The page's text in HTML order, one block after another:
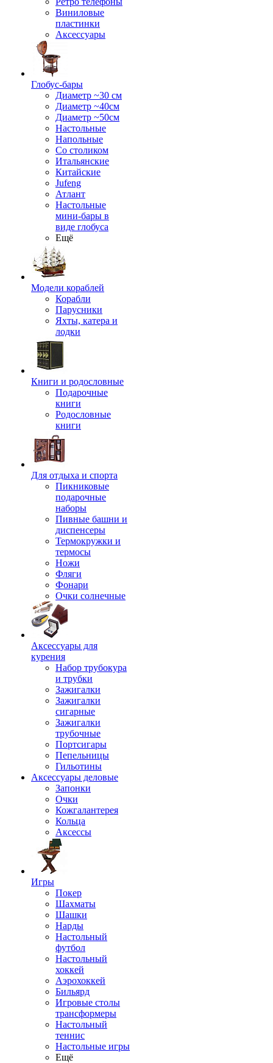
Виниловые
пластинки
Аксессуары
Глобус-бары
Диаметр ~30 см
Диаметр ~40см
Диаметр ~50см
Настольные
Напольные
Со столиком
Итальянские
Китайские
Jufeng
Атлант
Настольные
мини-бары в
виде глобуса
Ещё
Модели кораблей
Корабли
Парусники
Яхты, катера и
лодки
Книги и родословные
Подарочные
книги
Родословные
книги
Для отдыха и спорта
Пикниковые
подарочные
наборы
Пивные башни и
диспенсеры
Термокружки и
термосы
Ножи
Фляги
Фонари
Очки солнечные
Аксессуары для
курения
Набор трубокура
и трубки
Зажигалки
Зажигалки
сигарные
Зажигалки
трубочные
Портсигары
Пепельницы
Гильотины
Аксессуары деловые
Запонки
Очки
Кожгалантерея
Кольца
Аксессы
Игры
Покер
Шахматы
Шашки
Нарды
Настольный
футбол
Настольный
хоккей
Аэрохоккей
Бильярд
Игровые столы
трансформеры
Настольный
теннис
Настольные игры
Ещё